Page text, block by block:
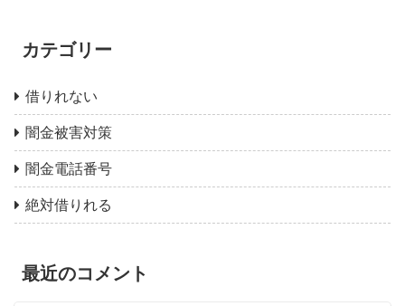
カテゴリー
借りれない
闇金被害対策
闇金電話番号
絶対借りれる
最近のコメント